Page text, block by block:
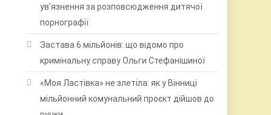
ув’язнення за розповсюдження дитячої
порнографії
Застава 6 мільйонів: що відомо про
кримінальну справу Ольги Стефанішиної
«Моя Ластівка» не злетіла: як у Вінниці
мільйонний комунальний проєкт дійшов до